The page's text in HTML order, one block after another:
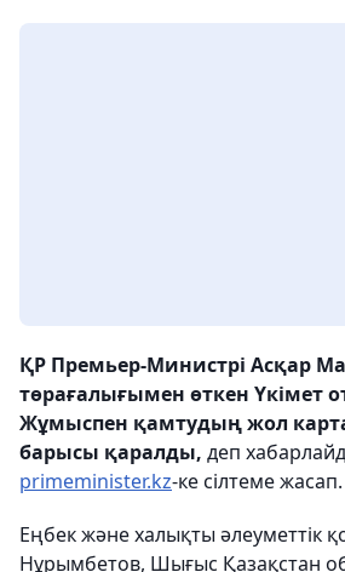
ҚР Премьер-Министрі Асқар
төрағалығымен өткен Үкімет
Жұмыспен қамтудың жол
барысы қаралды, деп
primeminister.kz-ке сілтеме жасап.
Еңбек және халықты әлеуметтік
Нұрымбетов, Шығыс Қазақстан